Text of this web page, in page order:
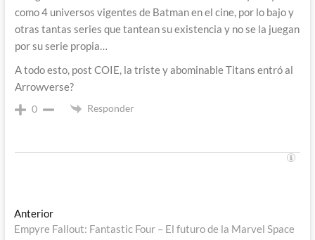
como 4 universos vigentes de Batman en el cine, por lo bajo y
otras tantas series que tantean su existencia y no se la juegan
por su serie propia…
A todo esto, post COIE, la triste y abominable Titans entró al
Arrowverse?
0 Responder
Navegación
AnteriorEntrada
anterior:
Empyre Fallout: Fantastic Four – El futuro de la Marvel Space